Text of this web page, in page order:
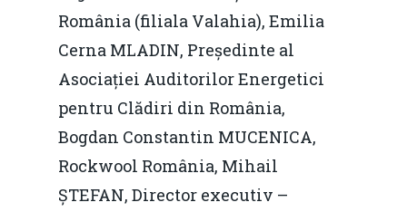
România (filiala Valahia), Emilia
Cerna MLADIN, Președinte al
Asociației Auditorilor Energetici
pentru Clădiri din România,
Bogdan Constantin MUCENICA,
Rockwool România, Mihail
ȘTEFAN, Director executiv –